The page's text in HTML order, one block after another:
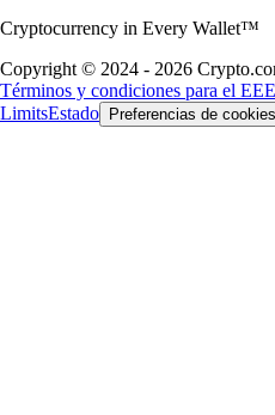
Cryptocurrency in Every Wallet™
Copyright © 2024 - 2026
Términos y condiciones para el EEE
LimitsEstado Preferencias de cookies